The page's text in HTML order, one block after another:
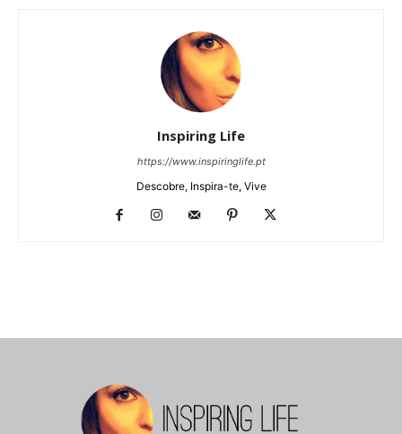
Inspiring Life
https://www.inspiringlife.pt
Descobre, Inspira-te, Vive